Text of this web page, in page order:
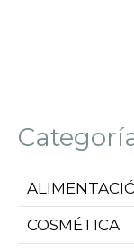
COSMÉTICA